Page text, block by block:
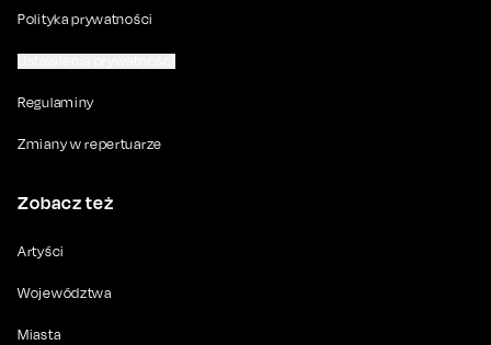
Polityka prywatności
Regulaminy
Zmiany w repertuarze
Zobacz też
Artyści
Województwa
Miasta